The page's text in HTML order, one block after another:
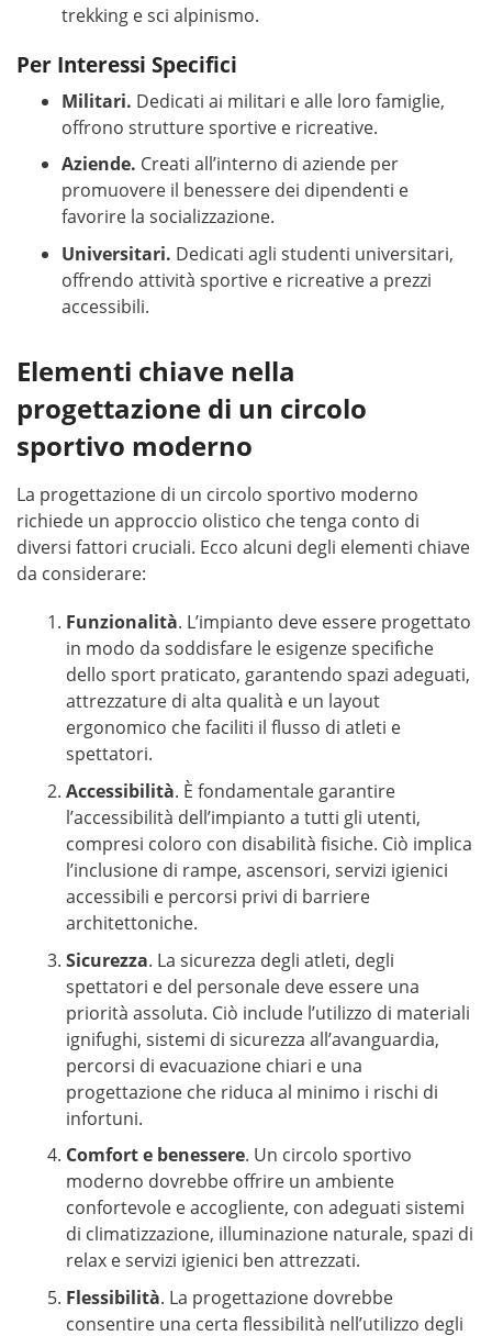
trekking e sci alpinismo.
Per Interessi Specifici
Militari. Dedicati ai militari e alle loro famiglie,
offrono strutture sportive e ricreative.
Aziende. Creati all’interno di aziende per
promuovere il benessere dei dipendenti e
favorire la socializzazione.
Universitari. Dedicati agli studenti universitari,
offrendo attività sportive e ricreative a prezzi
accessibili.
Elementi chiave nella
progettazione di un circolo
sportivo moderno
La progettazione di un circolo sportivo moderno
richiede un approccio olistico che tenga conto di
diversi fattori cruciali. Ecco alcuni degli elementi chiave
da considerare:
Funzionalità. L’impianto deve essere progettato
in modo da soddisfare le esigenze specifiche
dello sport praticato, garantendo spazi adeguati,
attrezzature di alta qualità e un layout
ergonomico che faciliti il flusso di atleti e
spettatori.
Accessibilità. È fondamentale garantire
l’accessibilità dell’impianto a tutti gli utenti,
compresi coloro con disabilità fisiche. Ciò implica
l’inclusione di rampe, ascensori, servizi igienici
accessibili e percorsi privi di barriere
architettoniche.
Sicurezza. La sicurezza degli atleti, degli
spettatori e del personale deve essere una
priorità assoluta. Ciò include l’utilizzo di materiali
ignifughi, sistemi di sicurezza all’avanguardia,
percorsi di evacuazione chiari e una
progettazione che riduca al minimo i rischi di
infortuni.
Comfort e benessere. Un circolo sportivo
moderno dovrebbe offrire un ambiente
confortevole e accogliente, con adeguati sistemi
di climatizzazione, illuminazione naturale, spazi di
relax e servizi igienici ben attrezzati.
Flessibilità. La progettazione dovrebbe
consentire una certa flessibilità nell’utilizzo degli